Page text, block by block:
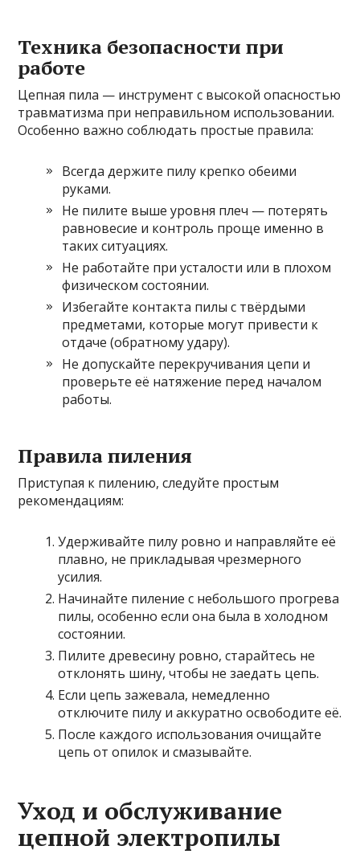
Техника безопасности при
работе
Цепная пила — инструмент с высокой опасностью
травматизма при неправильном использовании.
Особенно важно соблюдать простые правила:
Всегда держите пилу крепко обеими
руками.
Не пилите выше уровня плеч — потерять
равновесие и контроль проще именно в
таких ситуациях.
Не работайте при усталости или в плохом
физическом состоянии.
Избегайте контакта пилы с твёрдыми
предметами, которые могут привести к
отдаче (обратному удару).
Не допускайте перекручивания цепи и
проверьте её натяжение перед началом
работы.
Правила пиления
Приступая к пилению, следуйте простым
рекомендациям:
Удерживайте пилу ровно и направляйте её
плавно, не прикладывая чрезмерного
усилия.
Начинайте пиление с небольшого прогрева
пилы, особенно если она была в холодном
состоянии.
Пилите древесину ровно, старайтесь не
отклонять шину, чтобы не заедать цепь.
Если цепь зажевала, немедленно
отключите пилу и аккуратно освободите её.
После каждого использования очищайте
цепь от опилок и смазывайте.
Уход и обслуживание
цепной электропилы